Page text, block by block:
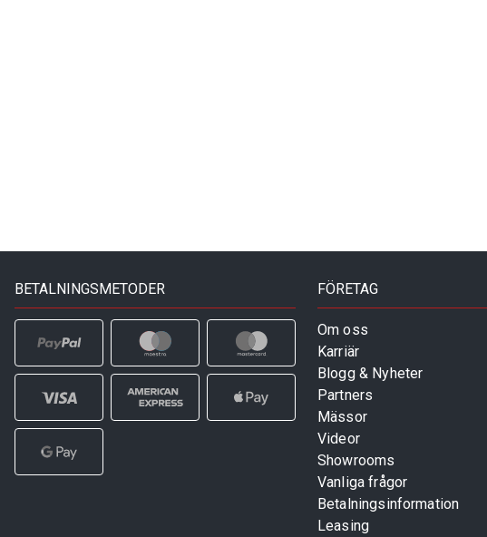
BETALNINGSMETODER FÖRETAG
Om oss
Karriär
Blogg & Nyheter
Partners
Mässor
Videor
Showrooms
Vanliga frågor
Betalningsinformation
Leasing